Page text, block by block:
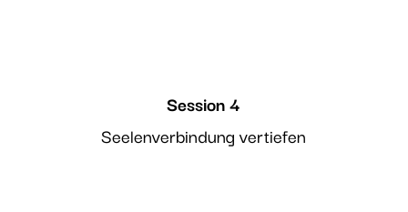
Session 4
Seelenverbindung vertiefen